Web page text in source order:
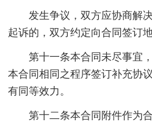
发生争议，双方应协商解决
起诉的，双方约定向合同签订
第十一条本合同未尽事宜，
本合同相同之程序签订补充协
有同等效力。
第十二条本合同附件作为合